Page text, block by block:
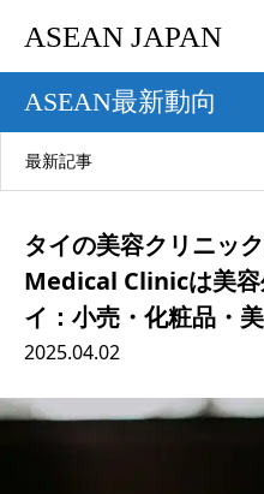
ASEAN JAPAN
ASEAN最新動向
最新記事
タイの美容クリニッ
Medical Clinicは美容
イ：小売・化粧品・
2025.04.02